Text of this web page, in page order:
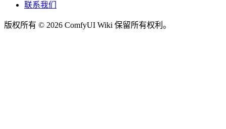
联系我们
版权所有 © 2026 ComfyUI Wiki 保留所有权利。